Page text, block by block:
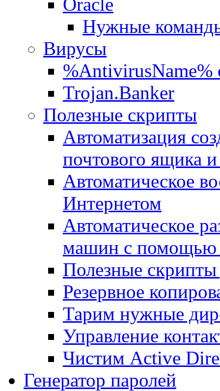
Нужные
Вирусы
Trojan.Banker
Полезные скрипты
Автоматизация
почтового ящика
Автоматическое
Интернетом
Автоматическое
машин с помощью
Полезные
Резервное
Тарим нужные
Управление
Чистим Active
Генератор паролей